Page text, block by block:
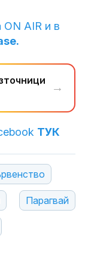
AIR и в
→
ТУК
Парагвай